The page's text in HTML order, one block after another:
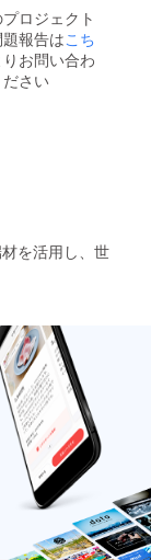
ロジェクト
報告はこち
りお問い合わ
さい
を活用し、世